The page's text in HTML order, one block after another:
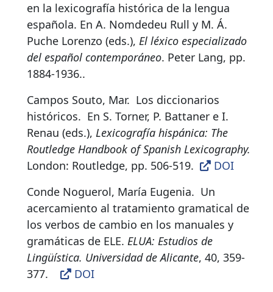
en la lexicografía histórica de la lengua
española. En A. Nomdedeu Rull y M. Á.
Puche Lorenzo (eds.), El léxico especializado
del español contemporáneo. Peter Lang, pp.
1884-1936..
Campos Souto, Mar. Los diccionarios
históricos. En S. Torner, P. Battaner e I.
Renau (eds.), Lexicografía hispánica: The
Routledge Handbook of Spanish Lexicography.
London: Routledge, pp. 506-519.
DOI
Conde Noguerol, María Eugenia. Un
acercamiento al tratamiento gramatical de
los verbos de cambio en los manuales y
gramáticas de ELE. ELUA: Estudios de
Lingüística. Universidad de Alicante, 40, 359-
377.
DOI